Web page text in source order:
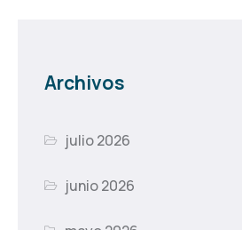
Archivos
julio 2026
junio 2026